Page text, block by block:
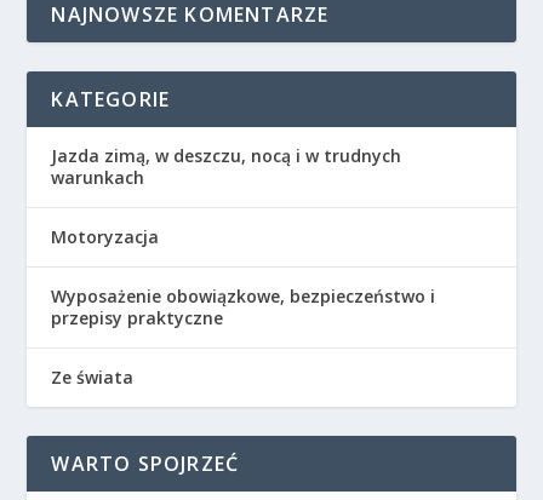
NAJNOWSZE KOMENTARZE
KATEGORIE
Jazda zimą, w deszczu, nocą i w trudnych
warunkach
Motoryzacja
Wyposażenie obowiązkowe, bezpieczeństwo i
przepisy praktyczne
Ze świata
WARTO SPOJRZEĆ